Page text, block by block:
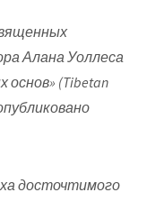
Алана Уоллеса
основ» (Tibetan
досточтимого